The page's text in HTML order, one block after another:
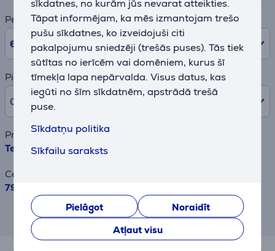
sīkdatnes, no kurām jūs nevarat atteikties.
Tāpat informējam, ka mēs izmantojam trešo
pušu sīkdatnes, ko izveidojuši citi
pakalpojumu sniedzēji (trešās puses). Tās tiek
sūtītas no ierīcēm vai domēniem, kurus šī
tīmekļa lapa nepārvalda. Visus datus, kas
iegūti no šīm sīkdatnēm, apstrādā trešā
puse.
Sīkdatņu politika
Sīkfailu saraksts
Pielāgot
Noraidīt
Atļaut visu
Periods
6 mēn.
Pirmā iemaksa
0% / 0,00 €
Preces nosaukums
Tefal Infiny Force, balta - Rokas blenderis
Cena
79.99 €
Rezultāts ir informatīvs un veikts,
balstoties uz aptuvenu aprēķinu.